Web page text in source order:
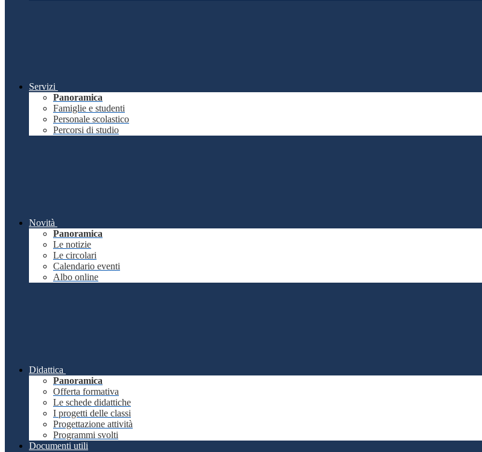
Servizi
Panoramica
Famiglie e studenti
Personale scolastico
Percorsi di studio
Novità
Panoramica
Le notizie
Le circolari
Calendario eventi
Albo online
Didattica
Panoramica
Offerta formativa
Le schede didattiche
I progetti delle classi
Progettazione attività
Programmi svolti
Documenti utili